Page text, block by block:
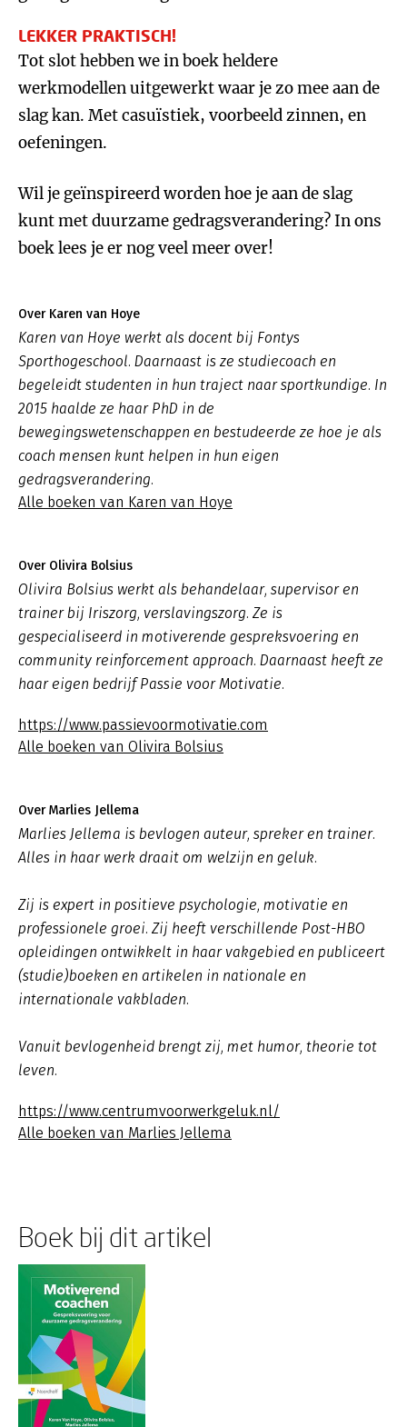
LEKKER PRAKTISCH!
Tot slot hebben we in boek heldere
werkmodellen uitgewerkt waar je zo mee aan de
slag kan. Met casuïstiek, voorbeeld zinnen, en
oefeningen.
Wil je geïnspireerd worden hoe je aan de slag
kunt met duurzame gedragsverandering? In ons
boek lees je er nog veel meer over!
Over Karen van Hoye
Karen van Hoye werkt als docent bij Fontys
Sporthogeschool. Daarnaast is ze studiecoach en
begeleidt studenten in hun traject naar sportkundige. In
2015 haalde ze haar PhD in de
bewegingswetenschappen en bestudeerde ze hoe je als
coach mensen kunt helpen in hun eigen
gedragsverandering.
Alle boeken van Karen van Hoye
Over Olivira Bolsius
Olivira Bolsius werkt als behandelaar, supervisor en
trainer bij Iriszorg, verslavingszorg. Ze is
gespecialiseerd in motiverende gespreksvoering en
community reinforcement approach. Daarnaast heeft ze
haar eigen bedrijf Passie voor Motivatie.
https://www.passievoormotivatie.com
Alle boeken van Olivira Bolsius
Over Marlies Jellema
Marlies Jellema is bevlogen auteur, spreker en trainer.
Alles in haar werk draait om welzijn en geluk.
Zij is expert in positieve psychologie, motivatie en
professionele groei. Zij heeft verschillende Post-HBO
opleidingen ontwikkelt in haar vakgebied en publiceert
(studie)boeken en artikelen in nationale en
internationale vakbladen.
Vanuit bevlogenheid brengt zij, met humor, theorie tot
leven.
https://www.centrumvoorwerkgeluk.nl/
Alle boeken van Marlies Jellema
Boek bij dit artikel